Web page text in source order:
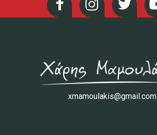
xmamoulakis@gmail.com